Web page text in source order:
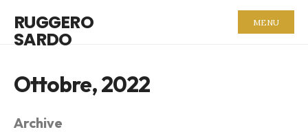
RUGGERO
SARDO
MENU
Ottobre, 2022
Archive